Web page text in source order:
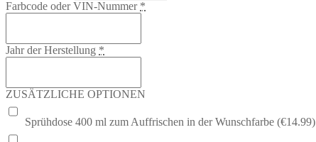
Farbcode oder VIN-Nummer *
Jahr der Herstellung *
ZUSÄTZLICHE OPTIONEN
Sprühdose 400 ml zum Auffrischen in der Wunschfarbe (€14.99)